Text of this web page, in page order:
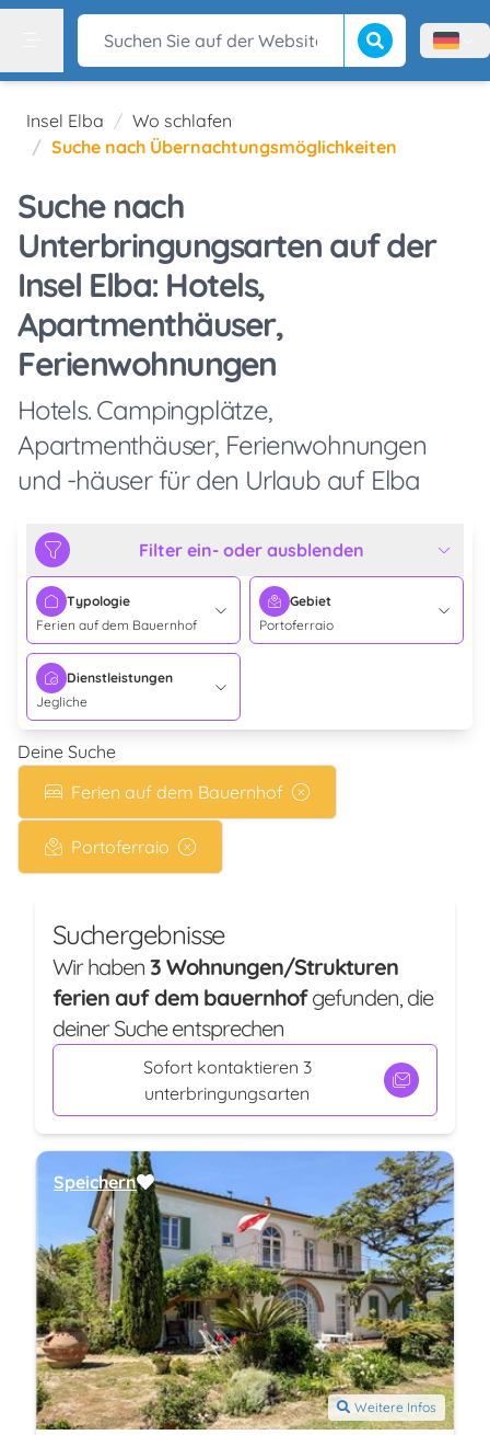
Suchen Sie auf der Website Suche beginnen
Menù
Insel Elba
Wo schlafen
Suche nach Übernachtungsmöglichkeiten
Suche nach
Unterbringungsarten auf der
Insel Elba: Hotels,
Apartmenthäuser,
Ferienwohnungen
Hotels. Campingplätze,
Apartmenthäuser, Ferienwohnungen
und -häuser für den Urlaub auf Elba
Filter ein- oder ausblenden
Typologie
Ferien auf dem Bauernhof
Gebiet
Portoferraio
Dienstleistungen
Jegliche
Deine Suche
Ferien auf dem Bauernhof
Portoferraio
Suchergebnisse
Wir haben 3 Wohnungen/Strukturen
ferien auf dem bauernhofgefunden, die
deiner Suche entsprechen
Sofort kontaktieren 3
unterbringungsarten
Weitere Infos
Speichern